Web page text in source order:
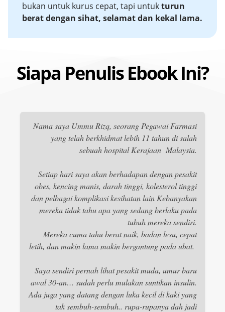
bukan untuk kurus cepat, tapi untukturun
berat dengan sihat, selamat dan kekal lama.
Siapa Penulis Ebook Ini?
Nama saya Ummu Rizq, seorang Pegawai Farmasi
yang telah berkhidmat lebih 11 tahun di salah
sebuah hospital Kerajaan Malaysia.
Setiap hari saya akan berhadapan dengan pesakit
obes, kencing manis, darah tinggi, kolesterol tinggi
dan pelbagai komplikasi kesihatan lain Kebanyakan
mereka tidak tahu apa yang sedang berlaku pada
tubuh mereka sendiri.
Mereka cuma tahu berat naik, badan lesu, cepat
letih, dan makin lama makin bergantung pada ubat.
Saya sendiri pernah lihat pesakit muda, umur baru
awal 30-an… sudah perlu mulakan suntikan insulin.
Ada juga yang datang dengan luka kecil di kaki yang
tak sembuh-sembuh.. rupa-rupanya dah jadi